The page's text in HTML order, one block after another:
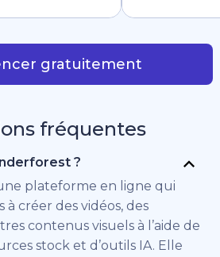
gratuitement
fréquentes
?
plateforme en ligne qui
à créer des vidéos, des
contenus visuels à l’aide de
stock et d’outils IA. Elle